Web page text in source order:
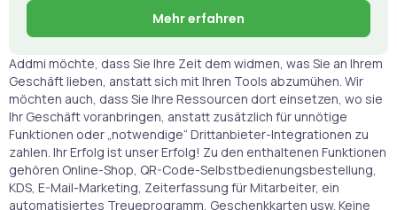
Addmi möchte, dass Sie Ihre Zeit dem widmen, was Sie an Ihrem
Geschäft lieben, anstatt sich mit Ihren Tools abzumühen. Wir
möchten auch, dass Sie Ihre Ressourcen dort einsetzen, wo sie
Ihr Geschäft voranbringen, anstatt zusätzlich für unnötige
Funktionen oder „notwendige“ Drittanbieter-Integrationen zu
zahlen. Ihr Erfolg ist unser Erfolg! Zu den enthaltenen Funktionen
gehören Online-Shop, QR-Code-Selbstbedienungsbestellung,
KDS, E-Mail-Marketing, Zeiterfassung für Mitarbeiter, ein
automatisiertes Treueprogramm, Geschenkkarten usw. Keine
Mehr erfahren